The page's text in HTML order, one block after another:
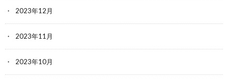
2023年12月
2023年11月
2023年10月